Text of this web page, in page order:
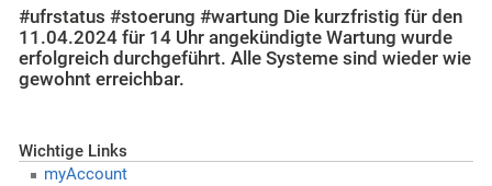
#ufrstatus #stoerung #wartung Die kurzfristig für den
11.04.2024 für 14 Uhr angekündigte Wartung wurde
erfolgreich durchgeführt. Alle Systeme sind wieder wie
gewohnt erreichbar.
Wichtige Links
myAccount